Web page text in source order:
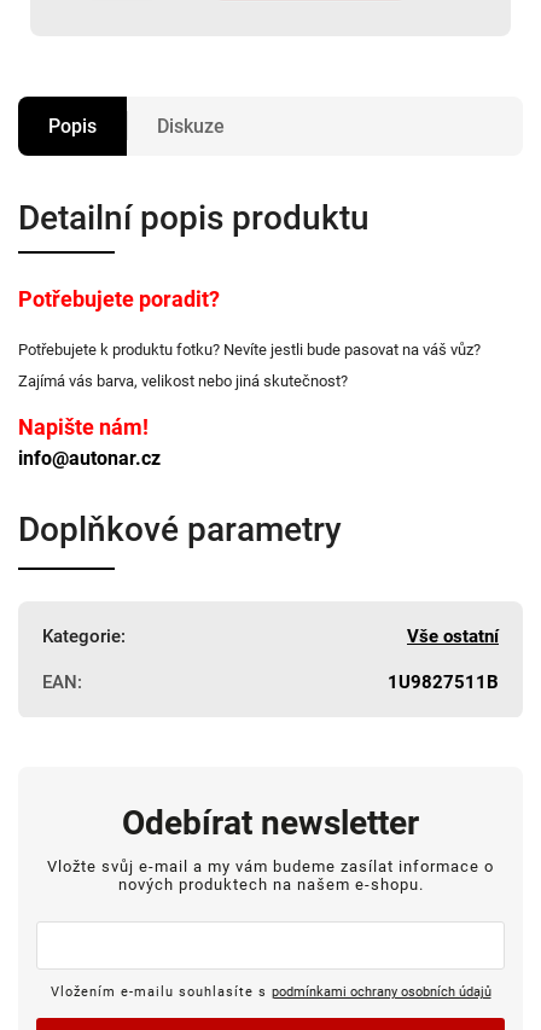
Popis Diskuze
Detailní popis produktu
Potřebujete poradit?
Potřebujete k produktu fotku? Nevíte jestli bude pasovat na váš vůz?
Zajímá vás barva, velikost nebo jiná skutečnost?
Napište nám!
info@autonar.cz
Doplňkové parametry
Kategorie: Vše ostatní
EAN: 1U9827511B
Odebírat newsletter
Vložte svůj e-mail a my vám budeme zasílat informace o
nových produktech na našem e-shopu.
Vložením e-mailu souhlasíte s podmínkami ochrany osobních údajů